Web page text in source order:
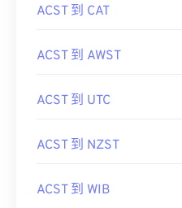
ACST 到 CAT
ACST 到 AWST
ACST 到 UTC
ACST 到 NZST
ACST 到 WIB